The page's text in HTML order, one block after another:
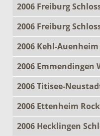
2006 Freiburg
2006 Freiburg
2006 Kehl-
2006 Emmendingen
2006 Titisee-
2006 Ettenheim
2006 Hecklingen